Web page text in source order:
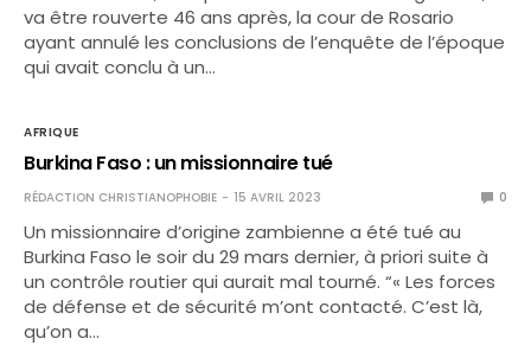
va être rouverte 46 ans après, la cour de Rosario
ayant annulé les conclusions de l’enquête de l’époque
qui avait conclu à un…
AFRIQUE
Burkina Faso : un missionnaire tué
RÉDACTION CHRISTIANOPHOBIE 15 AVRIL 2023 0
Un missionnaire d’origine zambienne a été tué au
Burkina Faso le soir du 29 mars dernier, à priori suite à
un contrôle routier qui aurait mal tourné. “« Les forces
de défense et de sécurité m’ont contacté. C’est là,
qu’on a…